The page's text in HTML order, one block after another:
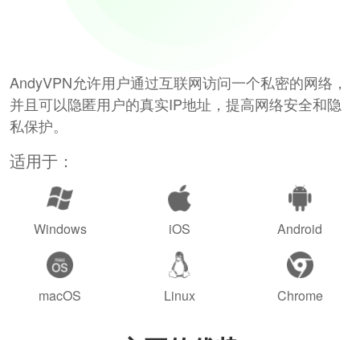
AndyVPN允许用户通过互联网访问一个私密的网络，
并且可以隐匿用户的真实IP地址，提高网络安全和隐
私保护。
适用于：
Windows iOS Android
macOS Linux Chrome